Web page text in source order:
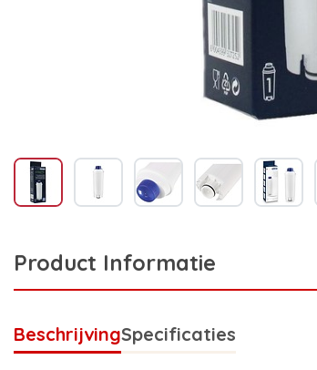
Product Informatie
BeschrijvingSpecificaties